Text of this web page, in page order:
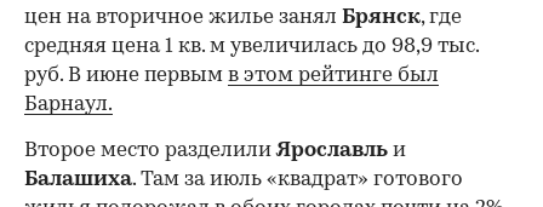
цен на вторичное жилье занял Брянск, где
средняя цена 1 кв. м увеличилась до 98,9 тыс.
руб. В июне первым в этом рейтинге был
Барнаул.
Второе место разделилиЯрославль и
Балашиха. Там за июль «квадрат» готового